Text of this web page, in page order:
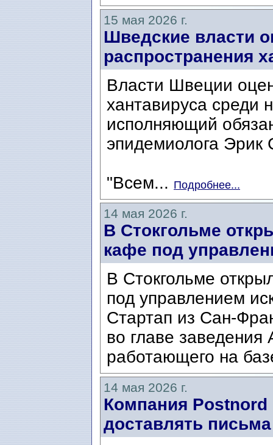
15 мая 2026 г.
Шведские власти
распространения
Власти Швеции
хантавируса среди
исполняющий
эпидемиолога Эрик
"Всем... Подробнее...
14 мая 2026 г.
В Стокгольме
кафе под
В Стокгольме
под управлением
Стартап из Сан-
во главе
работающего на
14 мая 2026 г.
Компания
доставлять письма